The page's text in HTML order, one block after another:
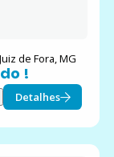
Juiz de Fora, MG
!
Detalhes